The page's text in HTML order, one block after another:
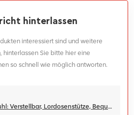
hinterlassen
interessiert sind und weitere
hinterlassen Sie bitte hier eine
so schnell wie möglich antworten.
Ergonomischer Bürostuhl: Verstellbar, Lordosenstütze, Bequeme Sitzgelegenheiten Für Zuhause Und Büro